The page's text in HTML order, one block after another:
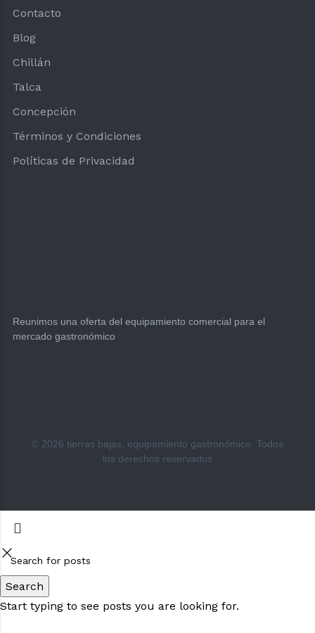
Reunimos una oferta del equipamiento comercial para el
mercado gastronómico
Contacto
Blog
Chillán
Talca
Concepción
Términos y Condiciones
Políticas de Privacidad
© 2026 tierras bajas, equipamiento gastronómico. Todos
los derechos reservados
Search
Start typing to see posts you are looking for.